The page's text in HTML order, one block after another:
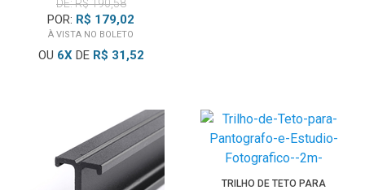
DE: R$ 190,58
POR: R$ 179,02
À VISTA NO BOLETO
OU 6XDE R$ 31,52
TRILHO DE TETO PARA